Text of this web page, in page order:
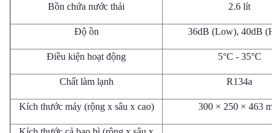
Bồn chứa nước thải 2.6 lít
Độ ồn 36dB (Low), 40dB
Điều kiện hoạt động 5°C - 35°C
Chất làm lạnh R134a
Kích thước máy (rộng x sâu x cao) 300 × 250 × 463